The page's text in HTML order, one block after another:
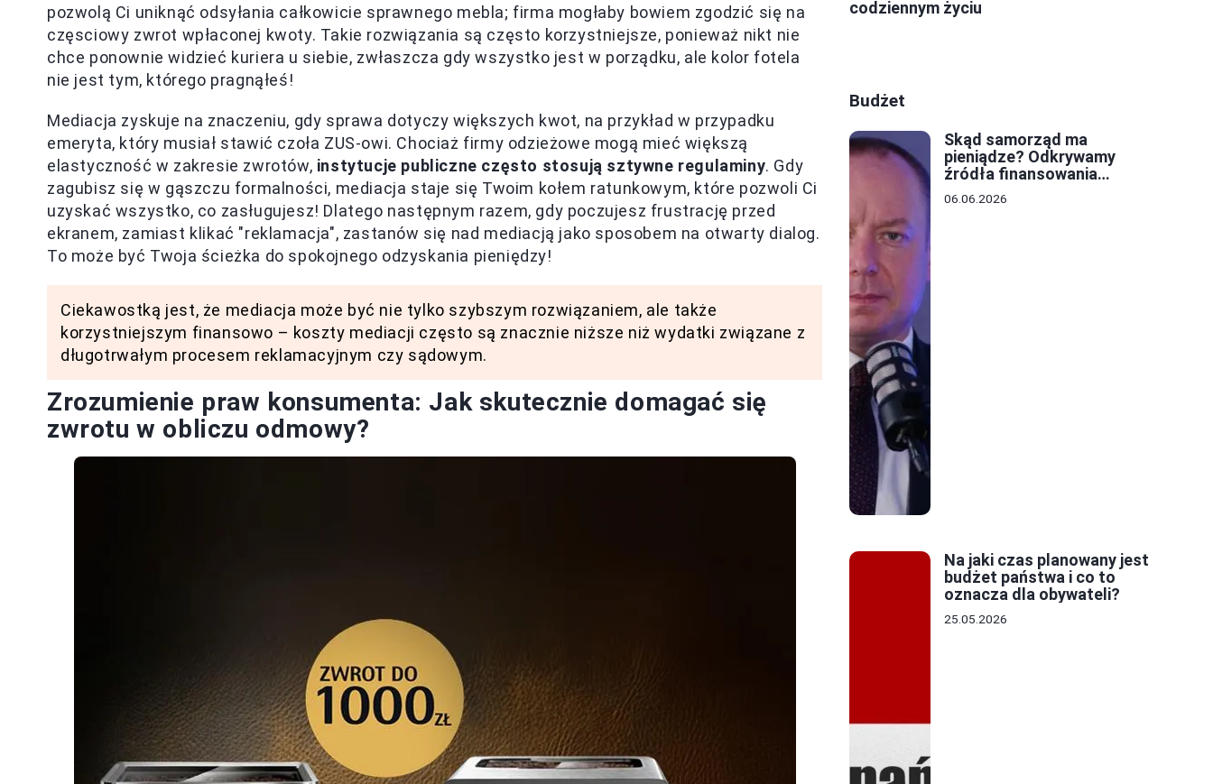
pozwolą Ci uniknąć odsyłania całkowicie sprawnego mebla; firma mogłaby bowiem zgodzić się na
częsciowy zwrot wpłaconej kwoty. Takie rozwiązania są często korzystniejsze, ponieważ nikt nie
chce ponownie widzieć kuriera u siebie, zwłaszcza gdy wszystko jest w porządku, ale kolor fotela
nie jest tym, którego pragnąłeś!
Mediacja zyskuje na znaczeniu, gdy sprawa dotyczy większych kwot, na przykład w przypadku
emeryta, który musiał stawić czoła ZUS-owi. Chociaż firmy odzieżowe mogą mieć większą
elastyczność w zakresie zwrotów, instytucje publiczne często stosują sztywne regulaminy. Gdy
zagubisz się w gąszczu formalności, mediacja staje się Twoim kołem ratunkowym, które pozwoli Ci
uzyskać wszystko, co zasługujesz! Dlatego następnym razem, gdy poczujesz frustrację przed
ekranem, zamiast klikać "reklamacja", zastanów się nad mediacją jako sposobem na otwarty dialog.
To może być Twoja ścieżka do spokojnego odzyskania pieniędzy!
Ciekawostką jest, że mediacja może być nie tylko szybszym rozwiązaniem, ale także
korzystniejszym finansowo – koszty mediacji często są znacznie niższe niż wydatki związane z
długotrwałym procesem reklamacyjnym czy sądowym.
Zrozumienie praw konsumenta: Jak skutecznie domagać się
zwrotu w obliczu odmowy?
codziennym życiu
Budżet
Skąd samorząd ma
pieniądze? Odkrywamy
źródła finansowania
lokalnych budżetów
06.06.2026
Na jaki czas planowany jest
budżet państwa i co to
oznacza dla obywateli?
25.05.2026